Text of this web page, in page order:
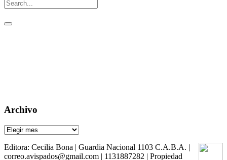
Archivo
Archivo
Editora: Cecilia Bona | Guardia Nacional 1103 C.A.B.A. |
correo.avispados@gmail.com | 1131887282 | Propiedad